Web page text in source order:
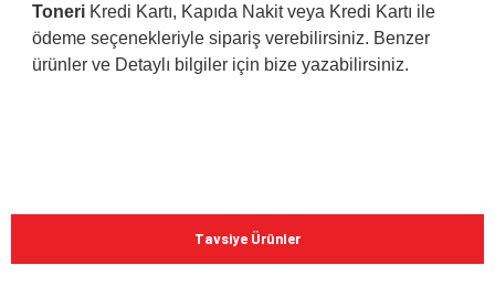
Toneri Kredi Kartı, Kapıda Nakit veya Kredi Kartı ile
ödeme seçenekleriyle sipariş verebilirsiniz. Benzer
ürünler ve Detaylı bilgiler için bize yazabilirsiniz.
Bu ürüne ilk yorumu siz yapın!
konularda yetersiz gördüğünüz noktaları öneri formunu
kullanarak tarafımıza iletebilirsiniz.
Tavsiye Ürünler